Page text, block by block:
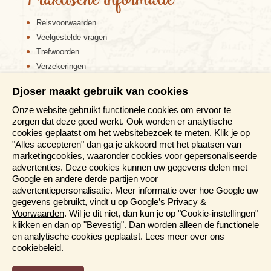
steeds actief. Dat de vulkaan actief is klinkt
misschien gevaarlijk, maar maakt een bezoekje aan
de vulkaan juist extra spectaculair door de vele net
gestolde lavastromen en de borrelende gaten in de
grond. Gevaarlijk is het zeker niet want de Etna wordt
continu in de gaten gehouden. Een bezoekje aan de
de moeite waard! Of je kunt per kabelbaan. Het
bezoeken Sicilië op de 14-daagse reis Italië & Sicilië.
Espresso’s, wijn en pasta
Reisvoorwaarden
Veelgestelde vragen
Trefwoorden
Verzekeringen
Disclaimer
Cookiebeleid
Privacy verklaring
Reis en boek met Djoser zekerheid
Meer weten?
Brochures aanvragen
Informatiedagen
Magazine
Aanmelden nieuwsbrief
Djoser maakt gebruik van cookies
Onze website gebruikt functionele cookies om ervoor te
zorgen dat deze goed werkt. Ook worden er analytische
cookies geplaatst om het websitebezoek te meten. Klik je op
"Alles accepteren" dan ga je akkoord met het plaatsen van
marketingcookies, waaronder cookies voor gepersonaliseerde
advertenties. Deze cookies kunnen uw gegevens delen met
Google en andere derde partijen voor
advertentiepersonalisatie. Meer informatie over hoe Google uw
gegevens gebruikt, vindt u op Google’s Privacy &
Voorwaarden. Wil je dit niet, dan kun je op "Cookie-instellingen"
klikken en dan op "Bevestig". Dan worden alleen de functionele
en analytische cookies geplaatst. Lees meer over ons
cookiebeleid.